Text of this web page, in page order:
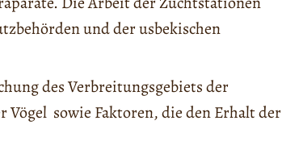
und der usbekischen
des Verbreitungsgebiets der
sowie Faktoren, die den Erhalt der